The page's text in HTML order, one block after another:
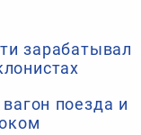
зарабатывал
поезда и